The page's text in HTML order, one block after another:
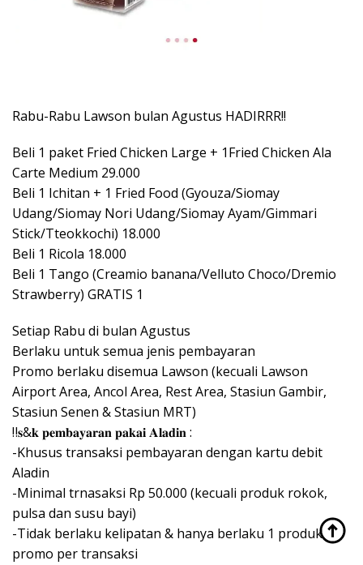
Rabu-Rabu Lawson bulan Agustus HADIRRR!!
Beli 1 paket Fried Chicken Large + 1Fried Chicken Ala
Carte Medium 29.000
Beli 1 Ichitan + 1 Fried Food (Gyouza/Siomay
Udang/Siomay Nori Udang/Siomay Ayam/Gimmari
Stick/Tteokkochi) 18.000
Beli 1 Ricola 18.000
Beli 1 Tango (Creamio banana/Velluto Choco/Dremio
Strawberry) GRATIS 1
Setiap Rabu di bulan Agustus
Berlaku untuk semua jenis pembayaran
Promo berlaku disemua Lawson (kecuali Lawson
Airport Area, Ancol Area, Rest Area, Stasiun Gambir,
Stasiun Senen & Stasiun MRT)
‼𝐬&𝐤 𝐩𝐞𝐦𝐛𝐚𝐲𝐚𝐫𝐚𝐧 𝐩𝐚𝐤𝐚𝐢 𝐀𝐥𝐚𝐝𝐢𝐧 :
-Khusus transaksi pembayaran dengan kartu debit
Aladin
-Minimal trnasaksi Rp 50.000 (kecuali produk rokok,
pulsa dan susu bayi)
-Tidak berlaku kelipatan & hanya berlaku 1 produk
promo per transaksi